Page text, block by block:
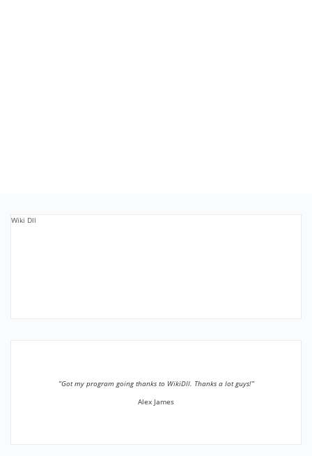
Wiki Dll
”Got my program going thanks to WikiDll. Thanks a lot guys!”
Alex James